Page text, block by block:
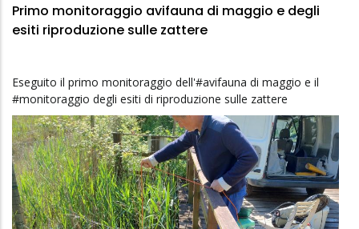
Primo monitoraggio avifauna di maggio e degli
esiti riproduzione sulle zattere
Eseguito il primo monitoraggio dell'#avifauna di maggio e il
#monitoraggio degli esiti di riproduzione sulle zattere